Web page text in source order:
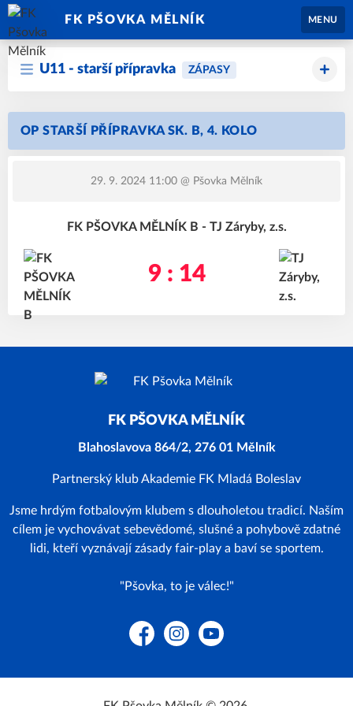
FK PŠOVKA MĚLNÍK MENU
U11 - starší přípravka ZÁPASY
OP STARŠÍ PŘÍPRAVKA SK. B, 4. KOLO
29. 9. 2024 11:00 @ Pšovka Mělník
FK PŠOVKA MĚLNÍK B - TJ Záryby, z.s.
9 : 14
FK PŠOVKA MĚLNÍK
Blahoslavova 864/2, 276 01 Mělník
Partnerský klub Akademie FK Mladá Boleslav
Jsme hrdým fotbalovým klubem s dlouholetou tradicí. Naším
cílem je vychovávat sebevědomé, slušné a pohybově zdatné
lidi, kteří vyznávají zásady fair-play a baví se sportem.
"Pšovka, to je válec!"
FacebookInstagramYouTube